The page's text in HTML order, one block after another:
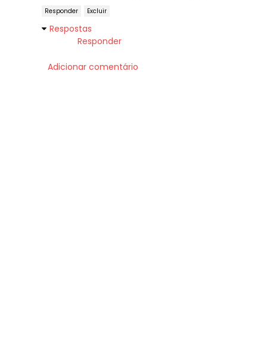
Responder Excluir
Respostas
Responder
Adicionar comentário